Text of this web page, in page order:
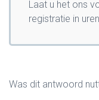
Laat u het ons
registratie in
Was dit antwoord